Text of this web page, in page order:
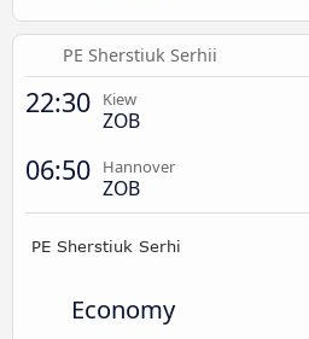
PE Sherstiuk Serhii
22:30 Kiew
ZOB
06:50 Hannover
ZOB
Economy